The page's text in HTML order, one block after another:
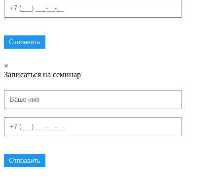
×
Записаться на семинар